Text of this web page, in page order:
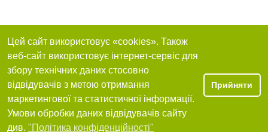
Цей сайт використовує «cookies». Також
веб-сайт використовує інтернет-сервіс для
збору технічних даних стосовно
відвідувачів з метою отримання
маркетингової та статистичної інформації.
Умови обробки даних відвідувачів сайту
див. "Політика конфіденційності"
Прийняти